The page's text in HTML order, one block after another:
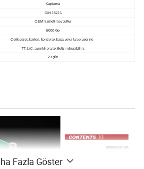
Kaplama
DIN 18216
OEM hizmeti mevcuttur
5000 Ge
Çelik palet, karton, kontrplak kasa veya talep üzerine
TT, L/C, ayrıntılı olarak iletişim kurabiliriz
20 gün
Fazla Göster